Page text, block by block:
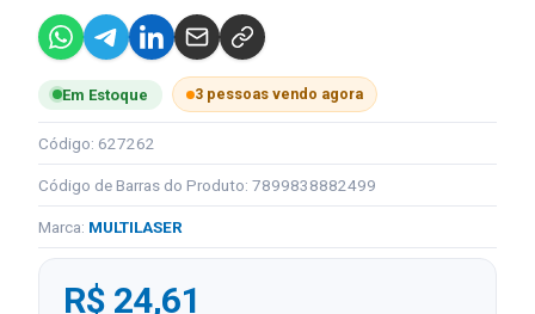
Em Estoque 3 pessoas vendo agora
Código: 627262
Código de Barras do Produto: 7899838882499
Marca: MULTILASER
R$ 24,61